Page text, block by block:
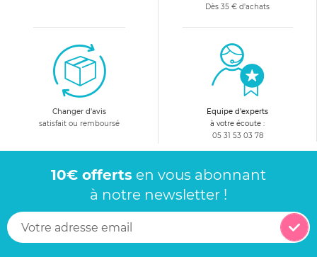
Dès 35 € d'achats
Changer d'avis
satisfait ou remboursé
Equipe d'experts
à votre écoute :
05 31 53 03 78
10€ offerts en vous abonnant
à notre newsletter !